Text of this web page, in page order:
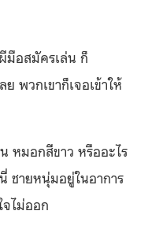
มือสมัครเล่น ก็
พวกเขาก็เจอเข้าให้
หมอกสีขาว หรืออะไร
ชายหนุ่มอยู่ในอาการ
ไม่ออก